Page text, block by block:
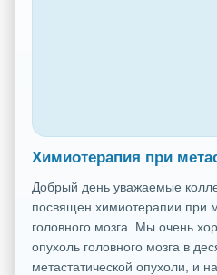
Химиотерапия при
Добрый день уважаемые
посвящен химиотерапии при
головного мозга. Мы очень
опухоль головного мозга в
метастатической опухоли, и